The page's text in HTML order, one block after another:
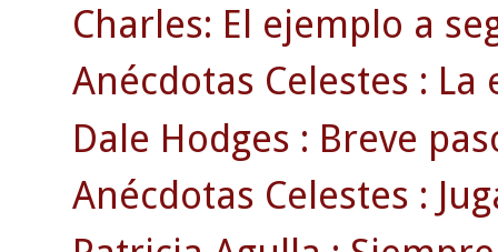
Charles: El ejemplo a
Anécdotas Celestes :
Dale Hodges : Breve
Anécdotas Celestes :